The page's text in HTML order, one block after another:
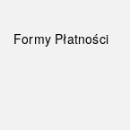
Formy Płatności